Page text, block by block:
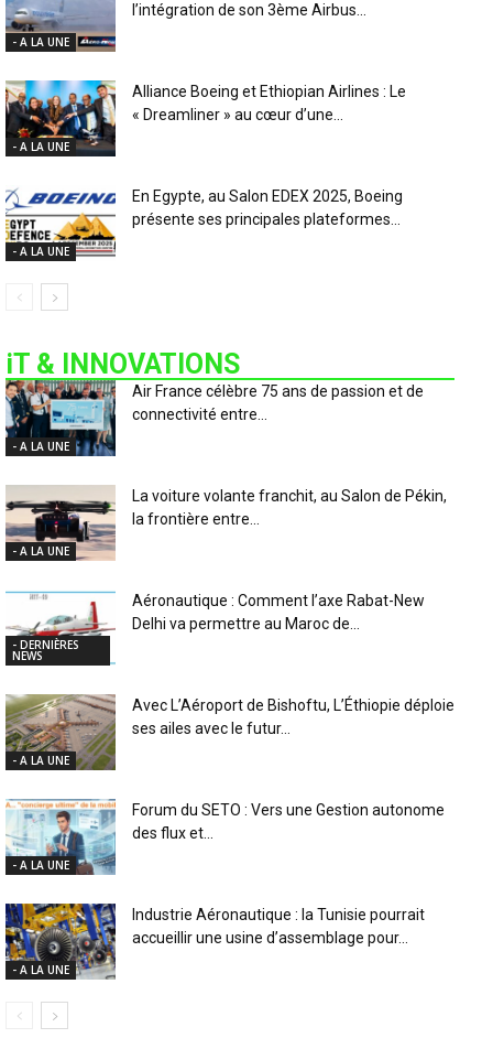
- A LA UNE
l’intégration de son 3ème Airbus...
- A LA UNE
Alliance Boeing et Ethiopian Airlines : Le
« Dreamliner » au cœur d’une...
- A LA UNE
En Egypte, au Salon EDEX 2025, Boeing
présente ses principales plateformes...
iT & INNOVATIONS
- A LA UNE
Air France célèbre 75 ans de passion et de
connectivité entre...
- A LA UNE
La voiture volante franchit, au Salon de Pékin,
la frontière entre...
- DERNIÈRES
NEWS
Aéronautique : Comment l’axe Rabat-New
Delhi va permettre au Maroc de...
- A LA UNE
Avec L’Aéroport de Bishoftu, L’Éthiopie déploie
ses ailes avec le futur...
- A LA UNE
Forum du SETO : Vers une Gestion autonome
des flux et...
- A LA UNE
Industrie Aéronautique : la Tunisie pourrait
accueillir une usine d’assemblage pour...